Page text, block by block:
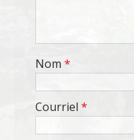
Nom*
Courriel *